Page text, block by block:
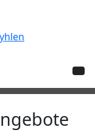
ngebote